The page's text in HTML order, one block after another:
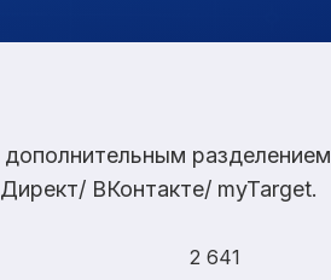
разделением
ВКонтакте/ myTarget.
2 641